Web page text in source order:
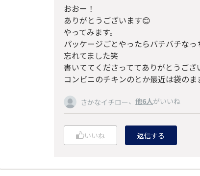
おおー！
ありがとうございます😊
やってみます。
パッケージごとやったらバチバチな
忘れてました笑
書いててくださっててありがとうござ
コンビニのチキンのとか最近は袋の
さかなイチロー、 他6人がいいね
いいね 返信する